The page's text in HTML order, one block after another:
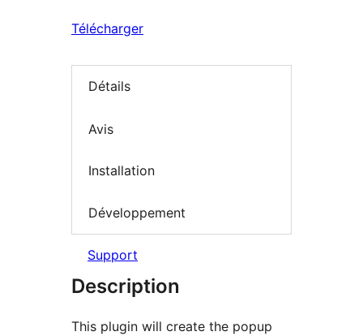
Télécharger
Détails
Avis
Installation
Développement
Support
Description
This plugin will create the popup